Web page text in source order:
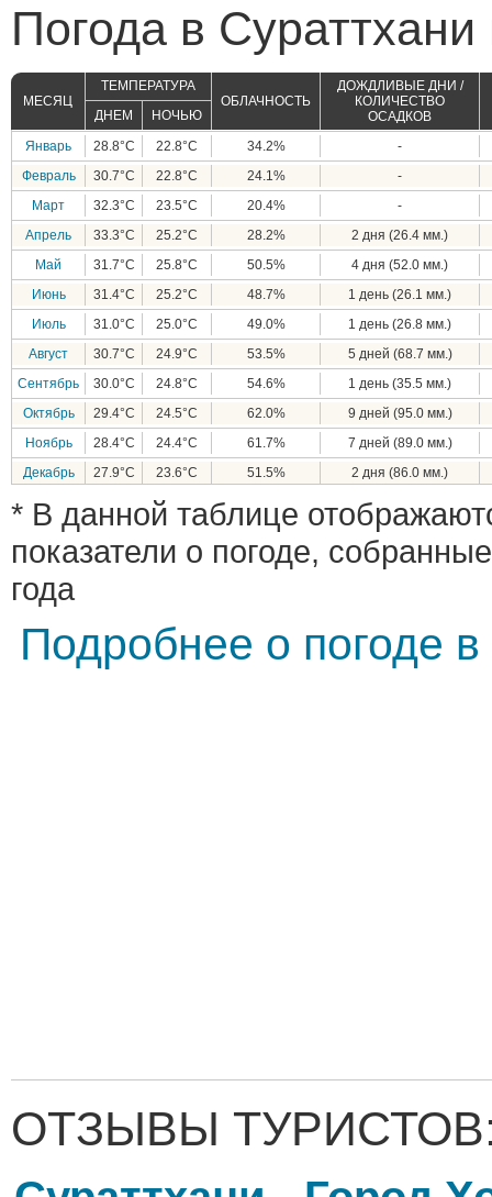
Погода в
МЕСЯЦ
ТЕМПЕРАТУРА
ОБЛАЧНОСТЬ
ДОЖДЛИВЫЕ ДНИ /
КОЛИЧЕСТВО
ОСАДКОВ
ДНЕМ
НОЧЬЮ
Январь
28.8°C 22.8°C 34.2%
-
Февраль
30.7°C 22.8°C 24.1%
-
Март
32.3°C 23.5°C 20.4%
-
Апрель
33.3°C 25.2°C 28.2%
2 дня (26.4 мм.)
Май
31.7°C 25.8°C 50.5%
4 дня (52.0 мм.)
Июнь
31.4°C 25.2°C 48.7%
1 день (26.1 мм.)
Июль
31.0°C 25.0°C 49.0%
1 день (26.8 мм.)
Август
30.7°C 24.9°C 53.5%
5 дней (68.7 мм.)
Сентябрь
30.0°C 24.8°C 54.6%
1 день (35.5 мм.)
Октябрь
29.4°C 24.5°C 62.0%
9 дней (95.0 мм.)
Ноябрь
28.4°C 24.4°C 61.7%
7 дней (89.0 мм.)
Декабрь
27.9°C 23.6°C 51.5% 2 дня (86.0 мм.)
* В данной таблице
показатели о погоде,
года
Подробнее о погоде
ОТЗЫВЫ